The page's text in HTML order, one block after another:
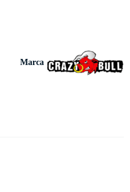
Marca